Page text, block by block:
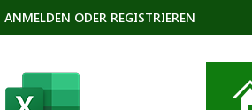
ANMELDEN ODER REGISTRIEREN